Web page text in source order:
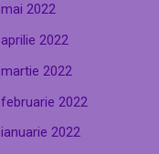
mai 2022
aprilie 2022
martie 2022
februarie 2022
ianuarie 2022